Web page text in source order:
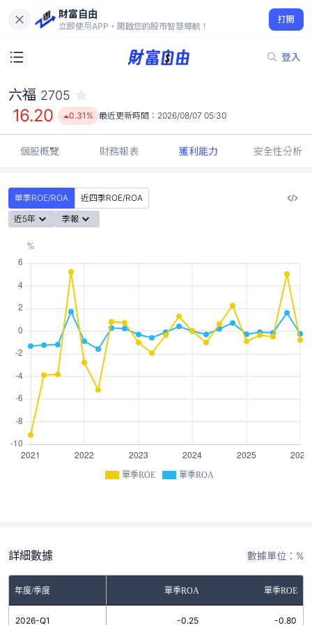
財富自由
立即使用APP，開啟您的股市智慧導航！
打開
登入
16.20
0.31%
六福 2705
16.20 0.31% 最近更新時間： 2026/08/07 05:30
個股概覽 財務報表 獲利能力 安全性分析
單季ROE/ROA
近四季ROE/ROA
近5年
季報
單季ROE 單季ROA
詳細數據 數據單位：%
年度/季度 單季ROA 單季ROE
2026-Q1 -0.25 -0.80